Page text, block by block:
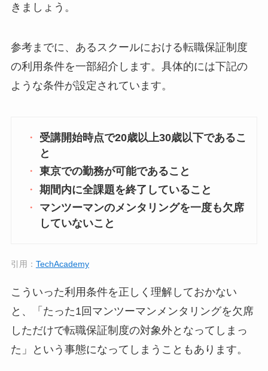
きましょう。
参考までに、あるスクールにおける転職保証制度
の利用条件を一部紹介します。具体的には下記の
ような条件が設定されています。
受講開始時点で20歳以上30歳以下であるこ
と
東京での勤務が可能であること
期間内に全課題を終了していること
マンツーマンのメンタリングを一度も欠席
していないこと
引用： TechAcademy
こういった利用条件を正しく理解しておかない
と、「たった1回マンツーマンメンタリングを欠席
しただけで転職保証制度の対象外となってしまっ
た」という事態になってしまうこともあります。